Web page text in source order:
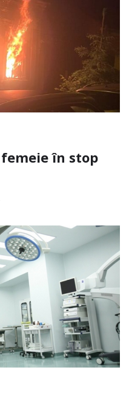
în stop